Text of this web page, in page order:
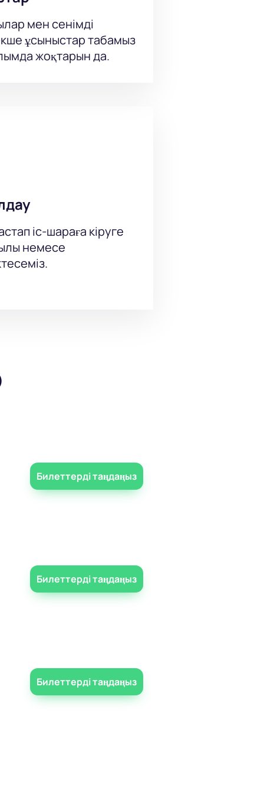
мен сенімді
ұсыныстар табамыз
жоқтарын да.
іс-шараға кіруге
немесе
Билеттерді таңдаңыз
Билеттерді таңдаңыз
Билеттерді таңдаңыз